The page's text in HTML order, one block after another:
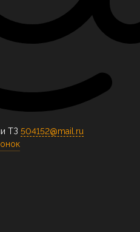
ТЗ 504152@mail.ru